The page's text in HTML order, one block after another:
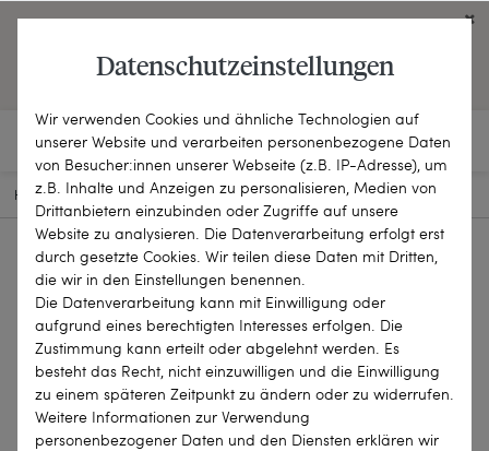
OPEN ENGLISH WEBSITE
HOME SCHMUCKSTÜCKE RINGE 21-0140
Datenschutzeinstellungen
Wir verwenden Cookies und ähnliche Technologien auf
unserer Website und verarbeiten personenbezogene Daten
von Besucher:innen unserer Webseite (z.B. IP-Adresse), um
z.B. Inhalte und Anzeigen zu personalisieren, Medien von
Drittanbietern einzubinden oder Zugriffe auf unsere
Website zu analysieren. Die Datenverarbeitung erfolgt erst
durch gesetzte Cookies. Wir teilen diese Daten mit Dritten,
die wir in den Einstellungen benennen.
Die Datenverarbeitung kann mit Einwilligung oder
aufgrund eines berechtigten Interesses erfolgen. Die
Zustimmung kann erteilt oder abgelehnt werden. Es
besteht das Recht, nicht einzuwilligen und die Einwilligung
zu einem späteren Zeitpunkt zu ändern oder zu widerrufen.
Weitere Informationen zur Verwendung
personenbezogener Daten und den Diensten erklären wir